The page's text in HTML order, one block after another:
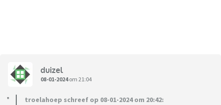
duizel
08-01-2024om 21:04
troelahoep schreef op 08-01-2024 om 20:42: